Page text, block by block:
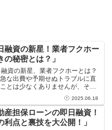
融資の新星！業者フクホー
の秘密とは？」
資の新星、業者フクホーとは？
な出費や予期せぬトラブルに直
とは少なくありませんが、そん
に頼りになるのが即日融資です。
業者の中でも、特に注目を集めて
が「フクホー」です。口コミや
評判も相まっ...
2025.06.18
産担保ローンの即日融資！
利点と裏技を大公開！」